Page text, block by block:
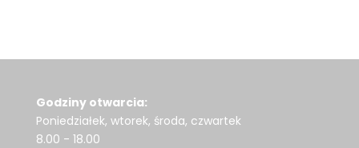
Godziny otwarcia:
Poniedziałek, wtorek, środa, czwartek
8.00 - 18.00